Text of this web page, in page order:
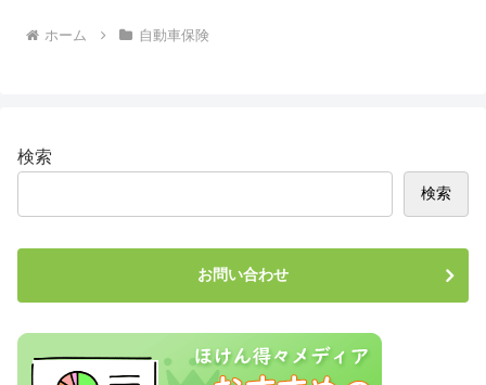
ホーム 自動車保険
検索
検索
お問い合わせ